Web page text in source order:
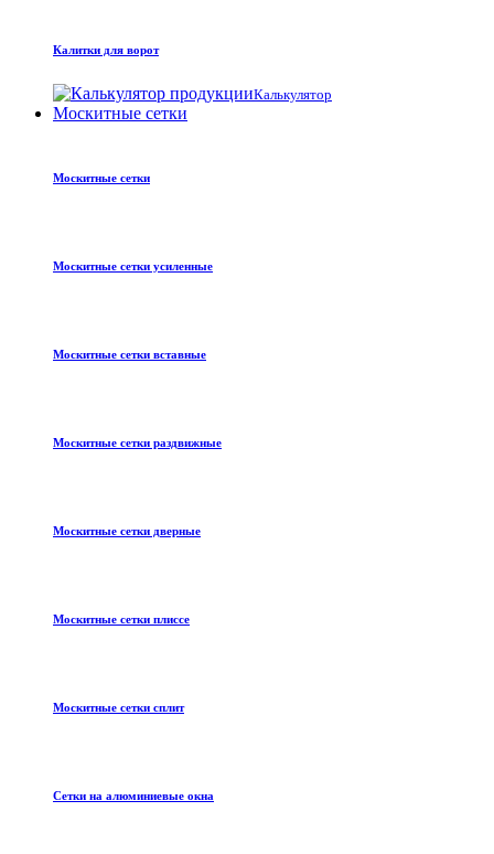
Калитки для ворот
Калькулятор
Москитные сетки
Москитные сетки
Москитные сетки усиленные
Москитные сетки вставные
Москитные сетки раздвижные
Москитные сетки дверные
Москитные сетки плиссе
Москитные сетки сплит
Сетки на алюминиевые окна